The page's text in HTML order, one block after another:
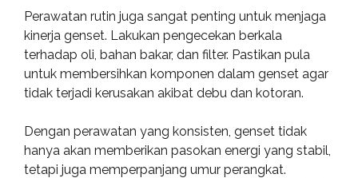
Perawatan rutin juga sangat penting untuk menjaga
kinerja genset. Lakukan pengecekan berkala
terhadap oli, bahan bakar, dan filter. Pastikan pula
untuk membersihkan komponen dalam genset agar
tidak terjadi kerusakan akibat debu dan kotoran.
Dengan perawatan yang konsisten, genset tidak
hanya akan memberikan pasokan energi yang stabil,
tetapi juga memperpanjang umur perangkat.